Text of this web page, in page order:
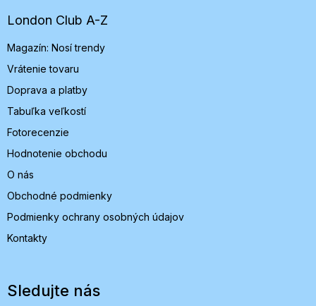
e
London Club A-Z
Magazín: Nosí trendy
Vrátenie tovaru
Doprava a platby
Tabuľka veľkostí
Fotorecenzie
Hodnotenie obchodu
O nás
Obchodné podmienky
Podmienky ochrany osobných údajov
Kontakty
Sledujte nás